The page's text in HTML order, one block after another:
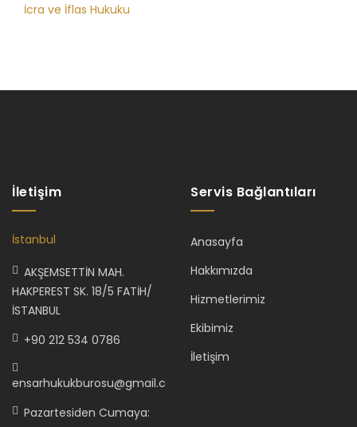
İcra ve İflas Hukuku
İletişim
İstanbul
AKŞEMSETTİN MAH.
HAKPEREST SK. 18/5 FATİH/
İSTANBUL
+90 212 534 0786
ensarhukukburosu@gmail.com
Pazartesiden Cumaya:
Servis Bağlantıları
Anasayfa
Hakkımızda
Hizmetlerimiz
Ekibimiz
İletişim